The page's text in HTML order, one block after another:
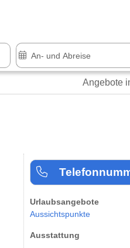
Über 25 Jahre
Angebote
Urlaubsangebote
Aussichtspunkte
Ausstattung